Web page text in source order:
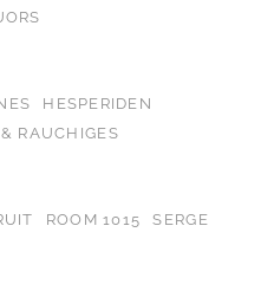
HESPERIDEN
RAUCHIGES
ROOM 1015
SERGE